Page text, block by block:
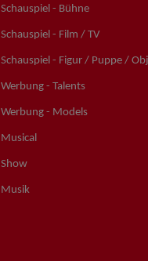
Schauspiel - Bühne
Schauspiel - Film / TV
Schauspiel - Figur / Puppe /
Werbung - Talents
Werbung - Models
Musical
Show
Musik